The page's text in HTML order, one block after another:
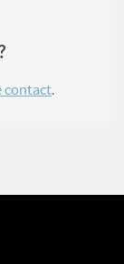
contact.